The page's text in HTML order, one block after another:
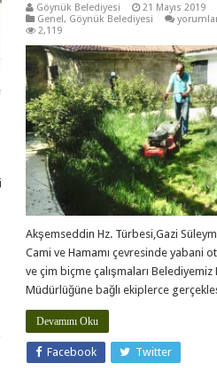
Göynük Belediyesi
21 Mayıs 2019
Genel, Göynük Belediyesi
YABANİ
OT
TEMİZLİĞİ
için
2,119
Akşemseddin Hz. Türbesi,Gazi
Cami ve Hamamı çevresinde yabani
ve çim biçme çalışmaları Belediyemiz
Müdürlüğüne bağlı ekiplerce
Devamını Oku
Facebook Twitter